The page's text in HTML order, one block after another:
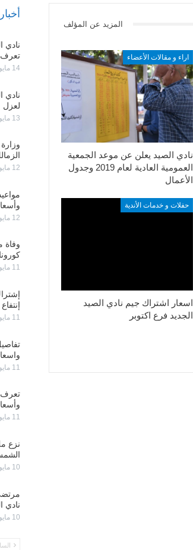
المزيد عن المؤلف
اراء و مقالات الأعضاء
نادي الصيد يعلن عن موعد الجمعية
العمومية العادية لعام 2019 وجدول
الأعمال
حفلات و خدمات الأندية
اسعار اشتراك جيم نادي الصيد
الجديد فرع اكتوبر
نادي
تعرف
14 مايو, 2020
نادي
لعزل
13 مايو, 2020
12 مايو, 2020
12 مايو, 2020
وفاة
11 مايو, 2020
11 مايو, 2020
11 مايو, 2020
تعرف
11 مايو, 2020
10 مايو, 2020
نادي
10 مايو, 2020